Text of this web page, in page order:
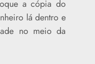
a cópia do
lá dentro e
no meio da